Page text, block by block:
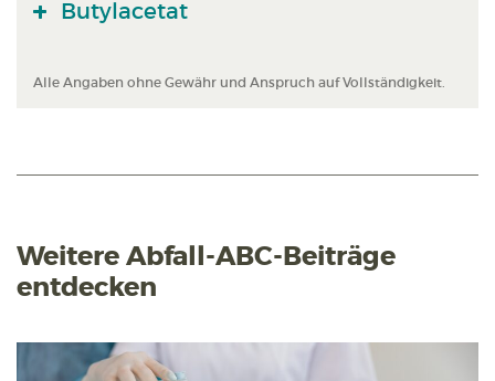
Butylacetat
Alle Angaben ohne Gewähr und Anspruch auf Vollständigkeit.
Weitere Abfall-ABC-Beiträge
entdecken